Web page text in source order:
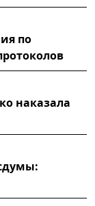
по
наказала